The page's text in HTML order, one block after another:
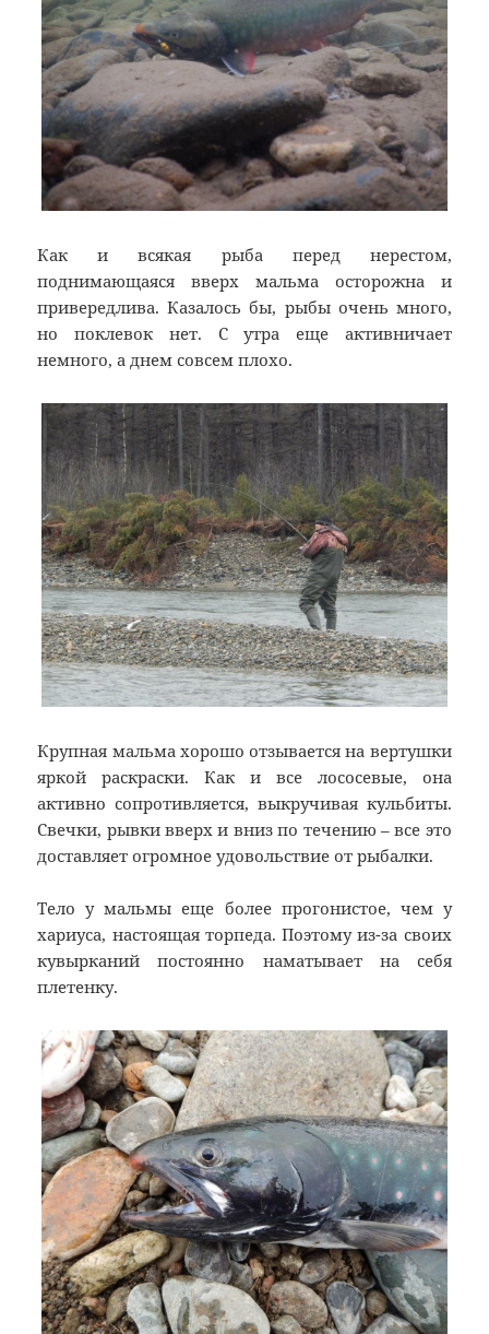
Как и всякая рыба перед нерестом,
поднимающаяся вверх мальма осторожна и
привередлива. Казалось бы, рыбы очень много,
но поклевок нет. С утра еще активничает
немного, а днем совсем плохо.
Крупная мальма хорошо отзывается на вертушки
яркой раскраски. Как и все лососевые, она
активно сопротивляется, выкручивая кульбиты.
Свечки, рывки вверх и вниз по течению – все это
доставляет огромное удовольствие от рыбалки.
Тело у мальмы еще более прогонистое, чем у
хариуса, настоящая торпеда. Поэтому из-за своих
кувырканий постоянно наматывает на себя
плетенку.